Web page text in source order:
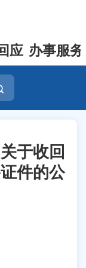
应 办事服务
于收回
件的公